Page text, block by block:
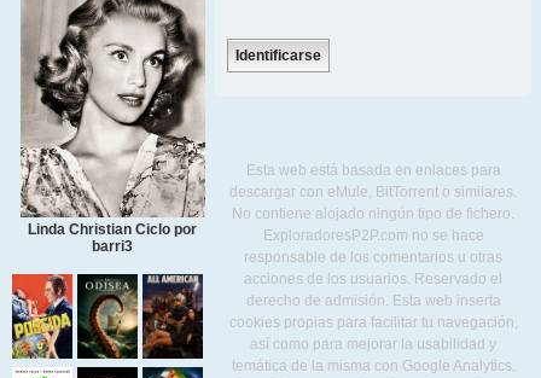
Linda Christian Ciclo por
barri3
Esta web está basada en enlaces para
descargar con eMule, BitTorrent o similares.
No contiene alojado ningún tipo de fichero.
ExploradoresP2P.com no se hace
responsable de los comentarios u otras
acciones de los usuarios. Reservado el
derecho de admisión. Esta web inserta
cookies propias para facilitar tu navegación,
así como para mejorar la usabilidad y
temática de la misma con Google Analytics.